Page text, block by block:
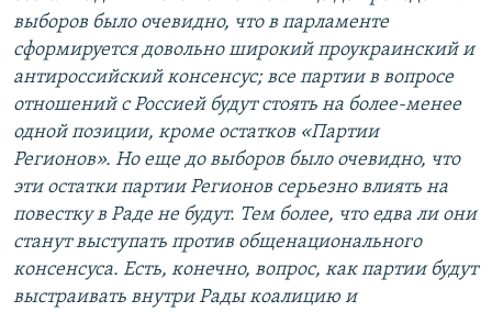
выборов было очевидно, что в парламенте
сформируется довольно широкий проукраинский и
антироссийский консенсус; все партии в вопросе
отношений с Россией будут стоять на более-менее
одной позиции, кроме остатков «Партии
Регионов». Но еще до выборов было очевидно, что
эти остатки партии Регионов серьезно влиять на
повестку в Раде не будут. Тем более, что едва ли они
станут выступать против общенационального
консенсуса. Есть, конечно, вопрос, как партии будут
выстраивать внутри Рады коалицию и